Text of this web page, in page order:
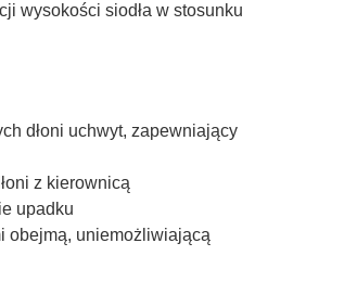
wysokości siodła w stosunku
dłoni uchwyt, zapewniający
z kierownicą
upadku
obejmą, uniemożliwiającą